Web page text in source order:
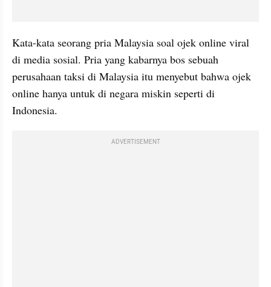
Kata-kata seorang pria Malaysia soal ojek online viral
di media sosial. Pria yang kabarnya bos sebuah
perusahaan taksi di Malaysia itu menyebut bahwa ojek
online hanya untuk di negara miskin seperti di
Indonesia.
ADVERTISEMENT